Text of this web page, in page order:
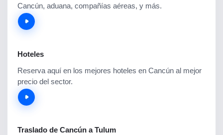
Cancún, aduana, compañías aéreas, y más.
Hoteles
Reserva aquí en los mejores hoteles en Cancún al mejor
precio del sector.
Traslado de Cancún a Tulum